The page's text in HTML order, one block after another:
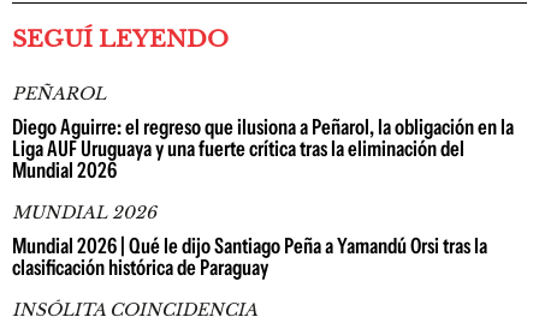
SEGUÍ LEYENDO
PEÑAROL
Diego Aguirre: el regreso que ilusiona a Peñarol, la obligación en la
Liga AUF Uruguaya y una fuerte crítica tras la eliminación del
Mundial 2026
MUNDIAL 2026
Mundial 2026 | Qué le dijo Santiago Peña a Yamandú Orsi tras la
clasificación histórica de Paraguay
INSÓLITA COINCIDENCIA